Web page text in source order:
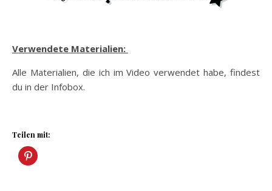
Verwendete Materialien:
Alle Materialien, die ich im Video verwendet habe, findest
du in der Infobox.
Teilen mit: